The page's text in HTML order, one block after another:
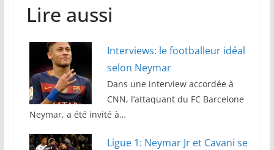
Lire aussi
Interviews: le footballeur idéal
selon Neymar
Dans une interview accordée à
CNN, l’attaquant du FC Barcelone
Neymar, a été invité à…
Ligue 1: Neymar Jr et Cavani se